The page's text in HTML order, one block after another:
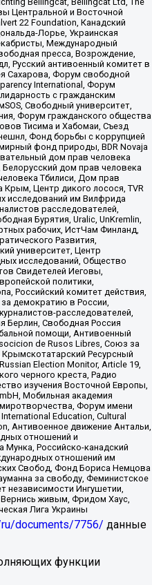
Центральной и Восточной
22 Foundation, Канадский
Лорье, Украинская
Международный
пресса, Возрождение,
Русский антивоенный комитет в
Сахарова, Форум свободной
International, Форум
с гражданским
Свободный университет,
Форум гражданского общества
Тисима и Хабомаи, Съезд
Фонд борьбы с коррупцией
фонд природы, BDR Novaja
дом прав человека
дом прав человека
Тбилиси, Дом прав
Центр дикого лосося, TVR
исследований им Вилфрида
расследователей,
Бурятия, Uralic, UnKremlin,
рабочих, ИстЧам Финланд,
Развития,
университет, Центр
исследований, Общество
Свидетелей Иеговы,
политики,
Российский комитет действия,
демократию в России,
расследователей,
Берлин, Свободная Россия
помощи, Антивоенный
de Rusos Libres, Союз за
Ресурсный
Election Monitor, Article 19,
черного креста, Радио
изучения Восточной Европы,
Мобильная академия
Форум имени
Education, Cultural
Антивоенное движение Антальи,
отношений и
Мунка, Российско-канадский
отношений им
Свобод, Фонд Бориса Немцова
за свободу, Феминистское
независимости Ингушетии,
живым, Фридом Хаус,
Лига Украины
documents/7756/ данные
функции